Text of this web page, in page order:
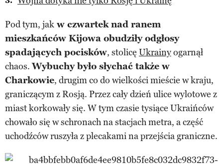
Pod tym, jak w czwartek nad ranem
mieszkańców Kijowa obudziły odgłosy
spadających pocisków, stolicę Ukrainyogarnął
chaos.Wybuchy było słychać także w
Charkowie, drugim co do wielkości mieście w kraju,
graniczącym z Rosją. Przez cały dzień ulice wylotowe z
miast korkowały się. W tym czasie tysiące Ukraińców
chowało się w schronach na stacjach metra, a część
uchodźców ruszyła z plecakami na przejścia graniczne.